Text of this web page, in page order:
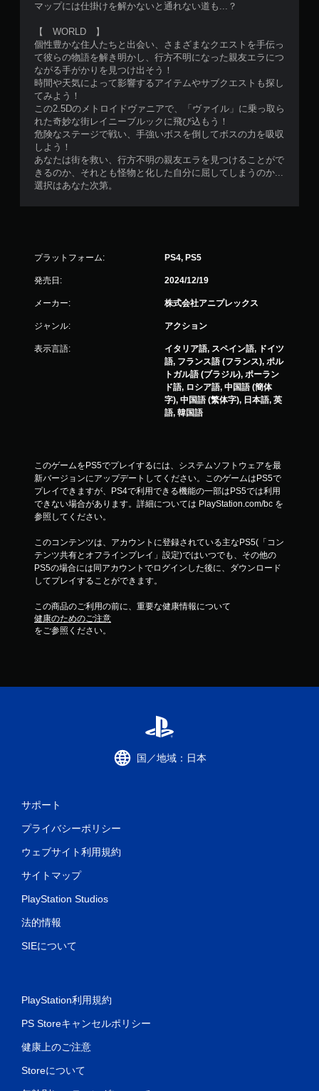
マップには仕掛けを解かないと通れない道も...？
【 WORLD 】
個性豊かな住人たちと出会い、さまざまなクエストを手伝っ
て彼らの物語を解き明かし、行方不明になった親友エラにつ
ながる手がかりを見つけ出そう！
時間や天気によって影響するアイテムやサブクエストも探し
てみよう！
この2.5Dのメトロイドヴァニアで、「ヴァイル」に乗っ取ら
れた奇妙な街レイニーブルックに飛び込もう！
危険なステージで戦い、手強いボスを倒してボスの力を吸収
しよう！
あなたは街を救い、行方不明の親友エラを見つけることがで
きるのか、それとも怪物と化した自分に屈してしまうのか...
選択はあなた次第。
プラットフォーム: PS4, PS5
発売日: 2024/12/19
メーカー: 株式会社アニプレックス
ジャンル: アクション
表示言語:
イタリア語, スペイン語, ドイツ
語, フランス語 (フランス), ポル
トガル語 (ブラジル), ポーラン
ド語, ロシア語, 中国語 (簡体
字), 中国語 (繁体字), 日本語, 英
語, 韓国語
このゲームをPS5でプレイするには、システムソフトウェアを最
新バージョンにアップデートしてください。このゲームはPS5で
プレイできますが、PS4で利用できる機能の一部はPS5では利用
できない場合があります。詳細については PlayStation.com/bc を
参照してください。
このコンテンツは、アカウントに登録されている主なPS5(「コン
テンツ共有とオフラインプレイ」設定)ではいつでも、その他の
PS5の場合には同アカウントでログインした後に、ダウンロード
してプレイすることができます。
この商品のご利用の前に、重要な健康情報について
健康のためのご注意
をご参照ください。
国／地域：日本
サポート
プライバシーポリシー
ウェブサイト利用規約
サイトマップ
PlayStation Studios
法的情報
SIEについて
PlayStation利用規約
PS Storeキャンセルポリシー
健康上のご注意
Storeについて